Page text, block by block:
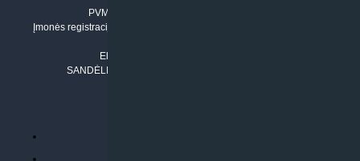
PVM mokėtojo numeris: LT100011803210
Įmonės registracijos adresas: Draugystės g. 17-1, LT-51229 Kaunas
El. paštas:
SANDĖLIO ADRESAS: RUDMENOS G. 5-3, Kaunas